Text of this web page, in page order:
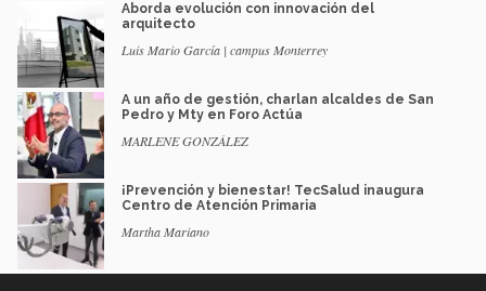
Aborda evolución con innovación del
arquitecto
Luis Mario García | campus Monterrey
A un año de gestión, charlan alcaldes de San
Pedro y Mty en Foro Actúa
MARLENE GONZÁLEZ
¡Prevención y bienestar! TecSalud inaugura
Centro de Atención Primaria
Martha Mariano